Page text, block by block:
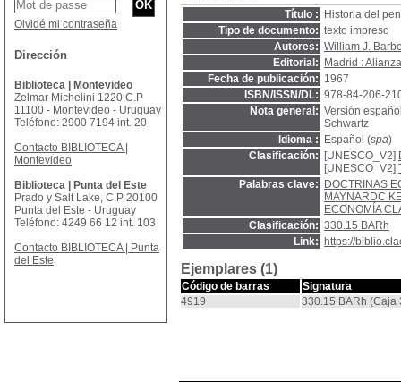
Título :
Historia del
Tipo de documento: texto impreso
Autores: William J.
Editorial:
Madrid : Alianza
Fecha de publicación: 1967
ISBN/ISSN/DL: 978-84-206-
Nota general: Versión
Schwartz
Idioma :
Español (spa)
Clasificación:
[UNESCO_V2]
[UNESCO_V2]
Palabras clave:
DOCTRINAS
MAYNARDC
ECONOMÍA
Clasificación: 330.15 BARh
Link:
https://
Ejemplares (1)
Código de barras
Signatura
4919
330.15 BARh (Caja
Olvidé mi contraseña
Dirección
Biblioteca | Montevideo
Zelmar Michelini 1220 C.P
11100 - Montevideo - Uruguay
Teléfono: 2900 7194 int. 20
Contacto BIBLIOTECA |
Montevideo
Biblioteca | Punta del Este
Prado y Salt Lake, C.P 20100
Punta del Este - Uruguay
Teléfono: 4249 66 12 int. 103
Contacto BIBLIOTECA | Punta
del Este